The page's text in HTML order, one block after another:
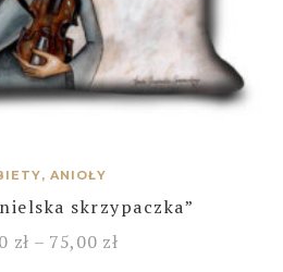
ANIOŁY
skrzypaczka”
zł – 75,00 zł